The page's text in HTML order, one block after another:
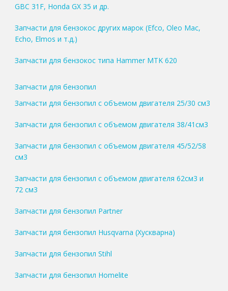
GBC 31F, Honda GX 35 и др.
Запчасти для бензокос других марок (Efco, Oleo Mac,
Echo, Elmos и т.д.)
Запчасти для бензокос типа Hammer MTK 620
Запчасти для бензопил
Запчасти для бензопил с объемом двигателя 25/30 см3
Запчасти для бензопил с объемом двигателя 38/41см3
Запчасти для бензопил с объемом двигателя 45/52/58
см3
Запчасти для бензопил с объемом двигателя 62см3 и
72 см3
Запчасти для бензопил Partner
Запчасти для бензопил Husqvarna (Хускварна)
Запчасти для бензопил Stihl
Запчасти для бензопил Homelite